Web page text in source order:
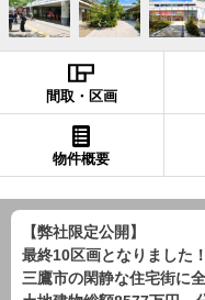
間取・区画
物件概要
【弊社限定公開】
最終10区画となりました！
三鷹市の閑静な住宅街に